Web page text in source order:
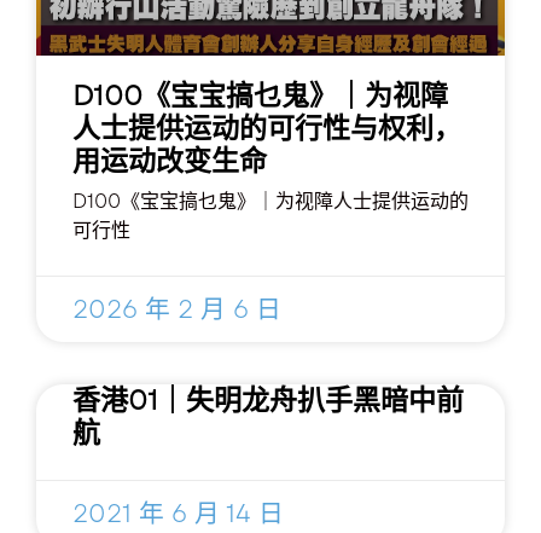
D100《宝宝搞乜鬼》｜为视障
人士提供运动的可行性与权利，
用运动改变生命
D100《宝宝搞乜鬼》｜为视障人士提供运动的
可行性
2026 年 2 月 6 日
香港01｜失明龙舟扒手黑暗中前
航
2021 年 6 月 14 日